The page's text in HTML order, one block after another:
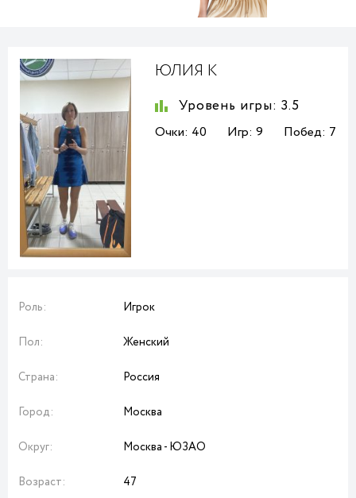
ЮЛИЯ К
Уровень игры: 3.5
Очки: 40 Игр: 9 Побед: 7
Роль: Игрок
Пол: Женский
Страна: Россия
Город: Москва
Округ: Москва - ЮЗАО
Возраст: 47